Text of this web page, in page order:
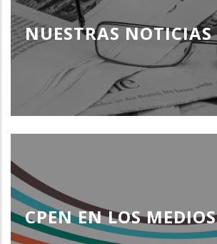
NUESTRAS NOTICIAS
CPEN EN LOS MEDIOS